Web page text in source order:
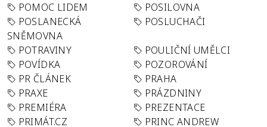
POMOC LIDEM
POSILOVNA
POSLANECKÁ
SNĚMOVNA
POSLUCHAČI
POTRAVINY
POULIČNÍ UMĚLCI
POVÍDKA
POZOROVÁNÍ
PR ČLÁNEK
PRAHA
PRAXE
PRÁZDNINY
PREMIÉRA
PREZENTACE
PRIMÁT.CZ
PRINC ANDREW